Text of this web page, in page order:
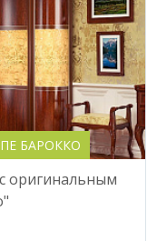
БАРОККО
оригинальным